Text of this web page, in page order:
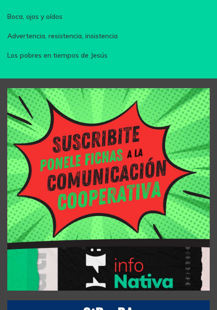
Boca, ojos y oídos
Advertencia, resistencia, insistencia
Los pobres en tiempos de Jesús